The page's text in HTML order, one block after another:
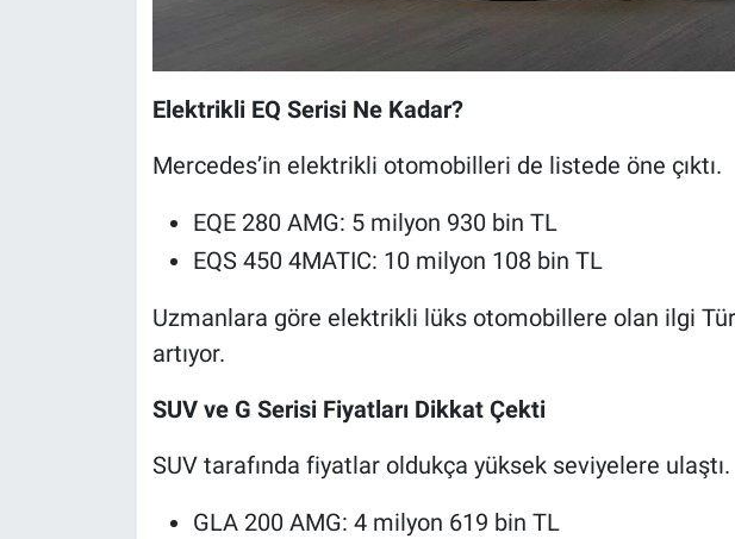
Elektrikli EQ Serisi Ne Kadar?
Mercedes’in elektrikli otomobilleri de listede öne çıktı.
EQE 280 AMG: 5 milyon 930 bin TL
EQS 450 4MATIC: 10 milyon 108 bin TL
Uzmanlara göre elektrikli lüks otomobillere olan ilgi
artıyor.
SUV ve G Serisi Fiyatları Dikkat Çekti
SUV tarafında fiyatlar oldukça yüksek seviyelere ulaştı.
GLA 200 AMG: 4 milyon 619 bin TL